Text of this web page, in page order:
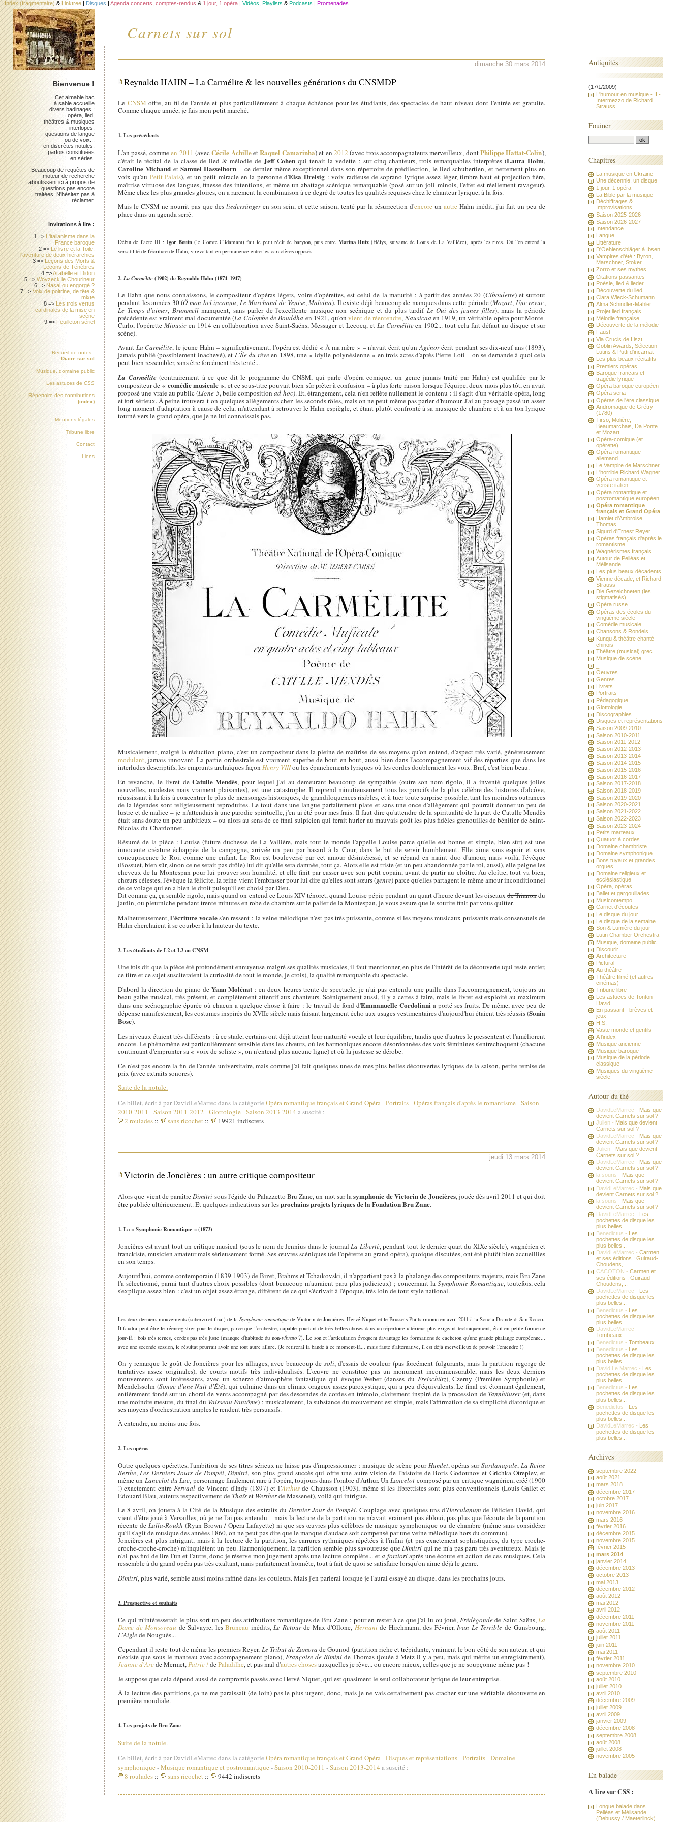
Carnets sur sol
Index (fragmentaire) & Linktree | Disques | Agenda concerts comptes-rendus & 1 jour, 1 opéra | Vidéos Playlists & Podcasts | Promenades
dimanche 30 mars 2014
Reynaldo HAHN – La Carmélite & les nouvelles générations du CNSMDP
Le CNSM offre, au fil de l'année et plus particulièrement à chaque échéance pour les étudiants, des spectacles de haut niveau dont l'entrée est gratuite.
Comme chaque année, je fais mon petit marché.
1. Les précédents
L'an passé, commeen 2011 (avecCécile AchilleetRaquel Camarinha) et en 2012 (avec trois accompagnateurs merveilleux, dontPhilippe Hattat-Colin),
c'était le récital de la classe de lied & mélodie deJeff Cohen qui tenait la vedette ; sur cinq chanteurs, trois remarquables interprètes (Laura Holm,
Caroline Michaud et Samuel Hasselhorn – ce dernier même exceptionnel dans son répertoire de prédilection, le lied schubertien, et nettement plus en
voix qu'au Petit Palais), et un petit miracle en la personne d'Elsa Dreisig: voix radieuse de soprano lyrique assez léger, timbre haut et projection fière,
maîtrise virtuose des langues, finesse des intentions, et même un abattage scénique remarquable (posé sur un joli minois, l'effet est réellement ravageur).
Même chez les plus grandes gloires, on a rarement la combinaison à ce degré de toutes les qualités requises chez le chanteur lyrique, à la fois.
Mais le CNSM ne nourrit pas que des liedersängeren son sein, et cette saison, tenté par la résurrection d'encoreun autreHahn inédit, j'ai fait un peu de
place dans un agenda serré.
Début de l'acte III : Igor Bouin(le Comte Clidamant) fait le petit récit de baryton, puis entre Marina Ruiz (Hélys, suivante de Louis de La Vallière), après les rires. Où l'on entend la
versatilité de l'écriture de Hahn, virevoltant en permanence entre les caractères opposés.
2.La Carmélite(1902) de Reynaldo Hahn (1874–1947)
Le Hahn que nous connaissons, le compositeur d'opéras légers, voire d'opérettes, est celui de la maturité : à partir des années 20 (Ciboulette) et surtout
pendant les années 30 (Ô mon bel inconnu, Le Marchand de Venise,Malvina). Il existe déjà beaucoup de manques dans cette période (Mozart, Une revue,
Le Temps d'aimer, Brummellmanquent, sans parler de l'excellente musique non scénique et du plus tardif Le Oui des jeunes filles), mais la période
précédente est vraiment mal documentée (La Colombe de Bouddha en 1921, qu'onvient de réentendre, Nausicaa en 1919, un véritable opéra pour Monte-
Carlo, l'opérette Miousicen 1914 en collaboration avec Saint-Saëns, Messager et Lecocq, et La Carméliteen 1902... tout cela fait défaut au disque et sur
scène).
Avant La Carmélite, le jeune Hahn – significativement, l'opéra est dédié « À ma mère » – n'avait écrit qu'unAgénorécrit pendant ses dix-neuf ans (1893),
jamais publié (possiblement inachevé), et L'Île du rêveen 1898, une « idylle polynésienne » en trois actes d'après Pierre Loti – on se demande à quoi cela
peut bien ressembler, sans être forcément très tenté...
La Carmélite (contrairement à ce que dit le programme du CNSM, qui parle d'opéra comique, un genre jamais traité par Hahn) est qualifiée par le
compositeur de « comédie musicale », et ce sous-titre pouvait bien sûr prêter à confusion – à plus forte raison lorsque l'équipe, deux mois plus tôt, en avait
proposé une vraie au public (Ligne 5, belle compositionad hoc). Et, étrangement, cela n'en reflète nullement le contenu : il s'agit d'un véritable opéra, long
et fort sérieux. À peine trouvera-t-on quelques allègements chez les seconds rôles, mais on ne peut même pas parler d'humour. J'ai au passage passé un assez
long moment d'adaptation à cause de cela, m'attendant à retrouver le Hahn espiègle, et étant plutôt confronté à sa musique de chambre et à un ton lyrique
tourné vers le grand opéra, que je ne lui connaissais pas.
Musicalement, malgré la réduction piano, c'est un compositeur dans la pleine de maîtrise de ses moyens qu'on entend, d'aspect très varié, généreusement
modulant, jamais innovant. La partie orchestrale est vraiment superbe de bout en bout, aussi bien dans l'accompagnement vif des réparties que dans les
interludes descriptifs, les emprunts archaïques façonHenry VIIIou les épanchements lyriques où les cordes doubleraient les voix. Bref, c'est bien beau.
En revanche, le livret de Catulle Mendès, pour lequel j'ai au demeurant beaucoup de sympathie (outre son nom rigolo, il a inventé quelques jolies
nouvelles, modestes mais vraiment plaisantes), est une catastrophe. Il reprend minutieusement tous les poncifs de la plus célèbre des histoires d'alcôve,
réussissant à la fois à concentrer le plus de mensonges historiques, de grandiloquences risibles, et à tuer toute surprise possible, tant les moindres outrances
de la légendes sont religieusement reproduites. Le tout dans une langue parfaitement plate et sans une once d'allègement qui pourrait donner un peu de
lustre et de malice – je m'attendais à une parodie spirituelle, j'en ai été pour mes frais. Il faut dire qu'attendre de la spiritualité de la part de Catulle Mendès
était sans doute un peu ambitieux – ou alors au sens de ce final sulpicien qui ferait hurler au mauvais goût les plus fidèles grenouilles de bénitier de Saint-
Nicolas-du-Chardonnet.
Résumé de la pièce : Louise (future duchesse de La Vallière, mais tout le monde l'appelle Louise parce qu'elle est bonne et simple, bien sûr) est une
innocente créature échappée de la campagne, arrivée un peu par hasard à la Cour, dans le but de servir humblement. Elle aime sans espoir et sans
concupiscence le Roi, comme une enfant. Le Roi est bouleversé par cet amour désintéressé, et se répand en maint duo d'amour, mais voilà, l'évêque
(Bossuet, bien sûr, sinon ce ne serait pas drôle) lui dit qu'elle sera damnée, tout ça. Alors elle est triste (et un peu abandonnée par le roi, aussi), elle peigne les
cheveux de la Montespan pour lui prouver son humilité, et elle finit par casser avec son petit copain, avant de partir au cloître. Au cloître, tout va bien,
chœurs célestes, l'évêque la félicite, la reine vient l'embrasser pour lui dire qu'elles sont sœurs (genre) parce qu'elles partagent le même amour inconditionnel
de ce volage qui en a bien le droit puisqu'il est choisi par Dieu.
Dit comme ça, ça semble rigolo, mais quand on entend ce Louis XIV ténoret, quand Louise pépie pendant un quart d'heure devant les oiseauxde Trianondu
jardin, ou pleurniche pendant trente minutes en robe de chambre sur le palier de la Montespan, je vous assure que le sourire finit par vous quitter.
Malheureusement,l'écriture vocales'en ressent : la veine mélodique n'est pas très puissante, comme si les moyens musicaux puissants mais consensuels de
Hahn cherchaient à se courber à la hauteur du texte.
3. Les étudiants de L2 et L3 au CNSM
Une fois dit que la pièce été profondément ennuyeuse malgré ses qualités musicales, il faut mentionner, en plus de l'intérêt de la découverte (qui reste entier,
ce titre et ce sujet susciteraient la curiosité de tout le monde, je crois), la qualité remarquable du spectacle.
D'abord la direction du piano de Yann Molénat : en deux heures trente de spectacle, je n'ai pas entendu une paille dans l'accompagnement, toujours un
beau galbe musical, très présent, et complètement attentif aux chanteurs. Scéniquement aussi, il y a certes à faire, mais le livret est exploité au maximum
dans une scénographie épurée où chacun a quelque chose à faire : le travail de fond d'Emmanuelle Cordoliania porté ses fruits. De même, avec peu de
dépense manifestement, les costumes inspirés du XVIIe siècle mais faisant largement écho aux usages vestimentaires d'aujourd'hui étaient très réussis (Sonia
Bosc).
Les niveaux étaient très différents : à ce stade, certains ont déjà atteint leur maturité vocale et leur équilibre, tandis que d'autres le pressentent et l'améliorent
encore. Le phénomène est particulièrement sensible dans les chœurs, où les harmoniques encore désordonnées des voix féminines s'entrechoquent (chacune
continuant d'emprunter sa « voix de soliste », on n'entend plus aucune ligne) et où la justesse se dérobe.
Ce n'est pas encore la fin de l'année universitaire, mais comme j'ai fait quelques-unes de mes plus belles découvertes lyriques de la saison, petite remise de
prix (avec extraits sonores).
Suite de la notule.
Ce billet, écrit à par DavidLeMarrec dans la catégorieOpéra romantique français et Grand Opéra-Portraits-Opéras français d'après le romantisme-Saison
2010-2011 -Saison 2011-2012 -Glottologie-Saison 2013-2014a suscité :
2 roulades :: sans ricochet :: 19921 indiscrets
jeudi 13 mars 2014
Victorin de Joncières : un autre critique compositeur
Alors que vient de paraîtreDimitri sous l'égide du Palazzetto Bru Zane, un mot sur lasymphonie de Victorin de Joncières, jouée dès avril 2011 et qui doit
être publiée ultérieurement. Et quelques indications sur lesprochains projets lyriques de la Fondation Bru Zane.
1. La « Symphonie Romantique » (1873)
Joncières est avant tout un critique musical (sous le nom de Jennius dans le journalLa Liberté, pendant tout le dernier quart du XIXe siècle), wagnérien et
franckiste, musicien amateur mais sérieusement formé. Ses œuvres scéniques (de l'opérette au grand opéra), quoique discutées, ont été plutôt bien accueillies
en son temps.
Aujourd'hui, comme contemporain (1839-1903) de Bizet, Brahms et Tchaïkovski, il n'appartient pas à la phalange des compositeurs majeurs, mais Bru Zane
l'a sélectionné, parmi tant d'autres choix possibles (dont beaucoup m'auraient paru plus judicieux) ; concernant la Symphonie Romantique, toutefois, cela
s'explique assez bien : c'est un objet assez étrange, différent de ce qui s'écrivait à l'époque, très loin de tout style national.
Les deux derniers mouvements (scherzo et final) de laSymphonie romantique de Victorin de Joncières. Hervé Niquet et le Brussels Philharmonic en avril 2011 à la Scuola Drande di San Rocco.
Il faudra peut-être le réenregistrer pour le disque, parce que l'orchestre, capable pourtant de très belles choses dans un répertoire ultérieur plus exigeant techniquement, était en petite forme ce
jour-là : bois très ternes, cordes pas très juste (manque d'habitude du non-vibrato?). Le son et l'articulation évoquent davantage les formations de cacheton qu'une grande phalange européenne...
avec une seconde session, le résultat pourrait avoir une tout autre allure. (Je retirerai la bande à ce moment-là... mais faute d'alternative, il est déjà merveilleux de pouvoir l'entendre !)
On y remarque le goût de Joncières pour les alliages, avec beaucoup de soli, d'essais de couleur (pas forcément fulgurants, mais la partition regorge de
tentatives assez originales), de courts motifs très individualisés. L'œuvre ne constitue pas un monument incommensurable, mais les deux derniers
mouvements sont intéressants, avec un scherzo d'atmosphère fantastique qui évoque Weber (danses du Freischütz), Czerny (Première Symphonie) et
Mendelssohn (Songe d'une Nuit d'Été), qui culmine dans un climax orageux assez paroxystique, qui a peu d'équivalents. Le final est étonnant également,
entièrement fondé sur un choral de vents accompagné par des descendes de cordes en trémolo, clairement inspiré de la procession de Tannhäuser(et, dans
une moindre mesure, du final du Vaisseau Fantôme) ; musicalement, la substance du mouvement est simple, mais l'affirmation de sa simplicité diatonique et
ses moyens d'orchestration amples le rendent très persuasifs.
À entendre, au moins une fois.
2. Les opéras
Outre quelques opérettes, l'ambition de ses titres sérieux ne laisse pas d'impressionner : musique de scène pourHamlet, opéras surSardanapale, La Reine
Berthe,Les Derniers Jours de Pompéi,Dimitri, son plus grand succès qui offre une autre vision de l'histoire de Boris Godounov et Grichka Otrepiev, et
même un Lancelot du Lac, personnage finalement rare à l'opéra, toujours dans l'ombre d'Arthur. UnLancelot composé par un critique wagnérien, créé (1900
!) exactement entreFervaal de Vincent d'Indy (1897) et l'Arthusde Chausson (1903), même si les librettistes sont plus conventionnels (Louis Gallet et
Édouard Blau, auteurs respectivement de Thaïset Wertherde Massenet), voilà qui intrigue.
Le 8 avril, on jouera à la Cité de la Musique des extraits du Dernier Jour de Pompéi. Couplage avec quelques-uns d'Herculanum de Félicien David, qui
vient d'être joué à Versailles, où je ne l'ai pas entendu – mais la lecture de la partition ne m'avait vraiment pas ébloui, pas plus que l'écoute de la parution
récente deLalla-Roukh (Ryan Brown / Opera Lafayette) ni que ses œuvres plus célèbres de musique symphonique ou de chambre (même sans considérer
qu'il s'agit de musique des années 1860, on ne peut pas dire que le manque d'audace soit compensé par une veine mélodique hors du commun).
Joncières est plus intrigant, mais à la lecture de la partition, les carrures rythmiques répétées à l'infini (et pas exactement sophistiquées, du type croche-
croche-croche-croche) m'inquiètent un peu. Harmoniquement, la partition semble plus savoureuse queDimitri qui ne m'a pas paru très aventureux. Mais je
n'ai pas fini de lire l'un et l'autre, donc je réserve mon jugement après une lecture complète... eta fortioriaprès une écoute en action de ces musiques. Cela
ressemble à du grand opéra pas très exaltant, mais parfaitement honnête, tout à fait de quoi se satisfaire lorsqu'on aime déjà le genre.
Dimitri, plus varié, semble aussi moins raffiné dans les couleurs. Mais j'en parlerai lorsque je l'aurai essayé au disque, dans les prochains jours.
3. Prospective et souhaits
Ce qui m'intéresserait le plus sort un peu des attributions romantiques de Bru Zane : pour en rester à ce que j'ai lu ou joué, Frédégondede Saint-Saëns,La
Dame de Monsoreau de Salvayre, lesBruneau inédits,Le Retourde Max d'Ollone, Hernanide Hirchmann, des Février,Ivan Le Terrible de Gunsbourg,
L'Aiglede Nouguès...
Cependant il reste tout de même les premiers Reyer, Le Tribut de Zamora de Gounod (partition riche et trépidante, vraiment le bon côté de son auteur, et qui
n'existe que sous le manteau avec accompagnement piano),Françoise de Riminide Thomas (jouée à Metz il y a peu, mais qui mérite un enregistrement),
Jeanne d'Arcde Mermet,Patrie !dePaladilhe, et pas mal d'autres chosesauxquelles je rêve... ou encore mieux, celles que je ne soupçonne même pas !
Je suppose que cela dépend aussi de compromis passés avec Hervé Niquet, qui est quasiment le seul collaborateur lyrique de leur entreprise.
À la lecture des partitions, ça ne me paraissait (de loin) pas le plus urgent, donc, mais je ne vais certainement pas cracher sur une véritable découverte en
première mondiale.
4. Les projets de Bru Zane
Suite de la notule.
Ce billet, écrit à par DavidLeMarrec dans la catégorieOpéra romantique français et Grand Opéra-Disques et représentations-Portraits-Domaine
symphonique-Musique romantique et postromantique-Saison 2010-2011 -Saison 2013-2014a suscité :
8 roulades :: sans ricochet :: 9442 indiscrets
Bienvenue !
Cet aimable bac
à sable accueille
divers badinages :
opéra, lied,
théâtres & musiques
interlopes,
questions de langue
ou de voix...
en discrètes notules,
parfois constituées
en séries.
Beaucoup de requêtes de
moteur de recherche
aboutissent ici à propos de
questions pas encore
traitées. N'hésitez pas à
réclamer.
Invitations à lire :
1 => L'italianisme dans la
France baroque
2 => Le livre et la Toile,
l'aventure de deux hiérarchies
3 => Leçons des Morts &
Leçons de Ténèbres
4 =>Arabelle et Didon
5 =>Woyzeck le Chourineur
6 => Nasal ou engorgé ?
7 =>Voix de poitrine, de tête &
mixte
8 => Les trois vertus
cardinales de la mise en
scène
9 => Feuilleton sériel
Recueil de notes :
Diaire sur sol
Musique, domaine public
Les astuces de CSS
Répertoire des contributions
(index)
Mentions légales
Tribune libre
Contact
Liens
Antiquités
(17/1/2009)
L'humour en musique - II -
Intermezzo de Richard
Strauss
Fouiner
Chapitres
La musique en Ukraine
Une décennie, un disque
1 jour, 1 opéra
La Bible par la musique
Déchiffrages &
Improvisations
Saison 2025-2026
Saison 2026-2027
Intendance
Langue
Littérature
D'Oehlenschläger à Ibsen
Vampires d'été : Byron,
Marschner, Stoker
Zorro et ses mythes
Citations passantes
Poésie, lied & lieder
Découverte du lied
Clara Wieck-Schumann
Alma Schindler-Mahler
Projet lied français
Mélodie française
Découverte de la mélodie
Faust
Via Crucis de Liszt
Goblin Awards, Sélection
Lutins & Putti d'incarnat
Les plus beaux récitatifs
Premiers opéras
Baroque français et
tragédie lyrique
Opéra baroque européen
Opéra seria
Opéras de l'ère classique
Andromaque de Grétry
(1780)
Tirso, Molière,
Beaumarchais, Da Ponte
et Mozart
Opéra-comique (et
opérette)
Opéra romantique
allemand
Le Vampire de Marschner
L'horrible Richard Wagner
Opéra romantique et
vériste italien
Opéra romantique et
postromantique européen
Opéra romantique
français et Grand Opéra
Hamlet d'Ambroise
Thomas
Sigurd d'Ernest Reyer
Opéras français d'après le
romantisme
Wagnérismes français
Autour de Pelléas et
Mélisande
Les plus beaux décadents
Vienne décade, et Richard
Strauss
Die Gezeichneten (les
stigmatisés)
Opéra russe
Opéras des écoles du
vingtième siècle
Comédie musicale
Chansons & Rondels
Kunqu & théâtre chanté
chinois
Théâtre (musical) grec
Musique de scène
Oeuvres
Genres
Livrets
Portraits
Pédagogique
Glottologie
Discographies
Disques et représentations
Saison 2009-2010
Saison 2010-2011
Saison 2011-2012
Saison 2012-2013
Saison 2013-2014
Saison 2014-2015
Saison 2015-2016
Saison 2016-2017
Saison 2017-2018
Saison 2018-2019
Saison 2019-2020
Saison 2020-2021
Saison 2021-2022
Saison 2022-2023
Saison 2023-2024
Petits marteaux
Quatuor à cordes
Domaine chambriste
Domaine symphonique
Bons tuyaux et grandes
orgues
Domaine religieux et
ecclésiastique
Opéra, opéras
Ballet et gargouillades
Musicontempo
Carnet d'écoutes
Le disque du jour
Le disque de la semaine
Son & Lumière du jour
Lutin Chamber Orchestra
Musique, domaine public
Discourir
Architecture
Pictural
Au théâtre
Théâtre filmé (et autres
cinémas)
Tribune libre
Les astuces de Tonton
David
En passant - brèves et
jeux
H.S.
Vaste monde et gentils
A l'index
Musique ancienne
Musique baroque
Musique de la période
classique
Musiques du vingtième
siècle
Autour du thé
DavidLeMarrec - Mais que
devient Carnets sur sol ?
Julien - Mais que devient
Carnets sur sol ?
DavidLeMarrec - Mais que
devient Carnets sur sol ?
Julien - Mais que devient
Carnets sur sol ?
DavidLeMarrec - Mais que
devient Carnets sur sol ?
la souris - Mais que
devient Carnets sur sol ?
DavidLeMarrec - Mais que
devient Carnets sur sol ?
la souris - Mais que
devient Carnets sur sol ?
DavidLeMarrec - Les
pochettes de disque les
plus belles...
Benedictus - Les
pochettes de disque les
plus belles...
DavidLeMarrec -Carmen
et ses éditions : Guiraud-
Choudens,...
CACOTON -Carmen et
ses éditions : Guiraud-
Choudens,...
DavidLeMarrec - Les
pochettes de disque les
plus belles...
Benedictus - Les
pochettes de disque les
plus belles...
DavidLeMarrec -
Tombeaux
Benedictus -Tombeaux
Benedictus - Les
pochettes de disque les
plus belles...
David Le Marrec -
Les
pochettes de disque les
plus belles...
Benedictus - Les
pochettes de disque les
plus belles...
Benedictus - Les
pochettes de disque les
plus belles...
DavidLeMarrec -
Les
pochettes de disque les
plus belles...
Archives
septembre 2022
août 2021
mars 2018
décembre 2017
octobre 2017
juin 2017
novembre 2016
mars 2016
février 2016
décembre 2015
novembre 2015
février 2015
mars 2014
janvier 2014
décembre 2013
octobre 2013
mai 2013
décembre 2012
août 2012
mai 2012
avril 2012
décembre 2011
novembre 2011
août 2011
juillet 2011
juin 2011
mai 2011
février 2011
novembre 2010
septembre 2010
août 2010
juillet 2010
avril 2010
décembre 2009
juillet 2009
avril 2009
janvier 2009
décembre 2008
septembre 2008
août 2008
juillet 2008
novembre 2005
En balade
A lire sur CSS :
Longue balade dans
Pelléas et Mélisande
(Debussy / Maeterlinck)